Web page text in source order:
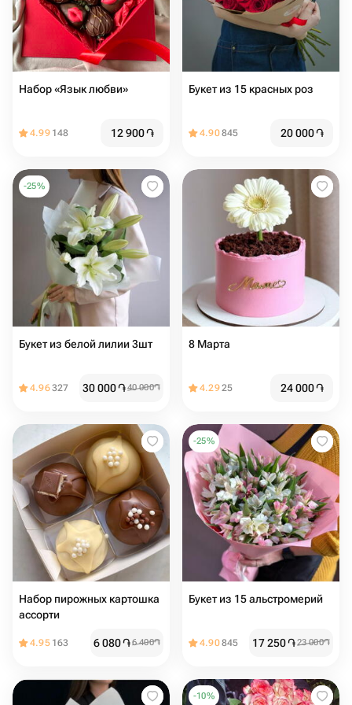
Набор «Язык любви»
4.99 148 12 900֏
Букет из 15 красных роз️
4.90845 20 000֏
-25%
Букет из белой лилии 3шт
4.96327 30 000֏40 000֏
8 Марта
4.2925 24 000֏
Набор пирожных картошка
ассорти
4.95 163 6 080֏6 400֏
-25%
Букет из 15 альстромерий️️️️️
4.90845 17 250֏23 000֏
-10%